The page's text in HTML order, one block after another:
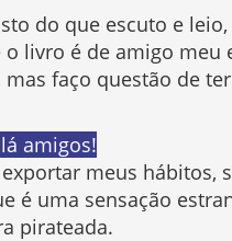
do que escuto e
o livro é de amigo meu
mas faço questão de
amigos!
meus hábitos,
é uma sensação
pirateada.